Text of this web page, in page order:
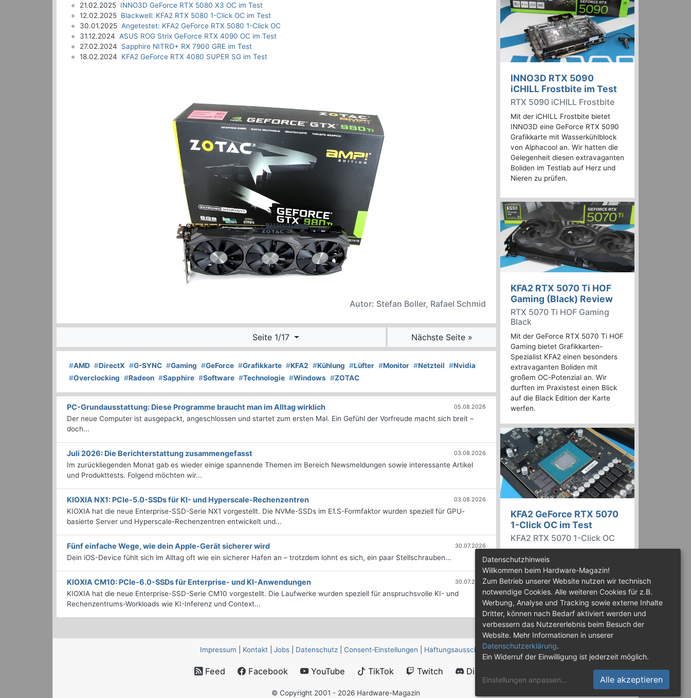
21.02.2025 INNO3D GeForce RTX 5080 X3 OC im Test
12.02.2025 Blackwell: KFA2 RTX 5080 1-Click OC im Test
30.01.2025 Angetestet: KFA2 GeForce RTX 5080 1-Click OC
31.12.2024 ASUS ROG Strix GeForce RTX 4090 OC im Test
27.02.2024 Sapphire NITRO+ RX 7900 GRE im Test
18.02.2024 KFA2 GeForce RTX 4080 SUPER SG im Test
Autor: Stefan Boller, Rafael Schmid
Seite 1/17 Nächste Seite »
#AMD #DirectX #G-SYNC #Gaming #GeForce #Grafikkarte #KFA2 #Kühlung #Lüfter #Monitor #Netzteil #Nvidia
#Overclocking #Radeon #Sapphire #Software #Technologie #Windows #ZOTAC
PC-Grundausstattung: Diese Programme braucht man im Alltag wirklich 05.08.2026
Der neue Computer ist ausgepackt, angeschlossen und startet zum ersten Mal. Ein Gefühl der Vorfreude macht sich breit –
doch...
Juli 2026: Die Bericht­erstattung zusammengefasst 03.08.2026
Im zurückliegenden Monat gab es wieder einige spannende Themen im Bereich Newsmeldungen sowie interessante Artikel
und Produkttests. Folgend möchten wir...
KIOXIA NX1: PCIe-5.0-SSDs für KI- und Hyperscale-Rechenzentren 03.08.2026
KIOXIA hat die neue Enterprise-SSD-Serie NX1 vorgestellt. Die NVMe-SSDs im E1.S-Formfaktor wurden speziell für GPU-
basierte Server und Hyperscale-Rechenzentren entwickelt und...
Fünf einfache Wege, wie dein Apple-Gerät sicherer wird 30.07.2026
Dein iOS-Device fühlt sich im Alltag oft wie ein sicherer Hafen an – trotzdem lohnt es sich, ein paar Stellschrauben...
KIOXIA CM10: PCIe-6.0-SSDs für Enterprise- und KI-Anwendungen 30.07.2026
KIOXIA hat die neue Enterprise-SSD-Serie CM10 vorgestellt. Die Laufwerke wurden speziell für anspruchsvolle KI- und
Rechenzentrums-Workloads wie KI-Inferenz und Context...
INNO3D RTX 5090
iCHILL Frostbite im Test
RTX 5090 iCHILL Frostbite
Mit der iCHILL Frostbite bietet
INNO3D eine GeForce RTX 5090
Grafikkarte mit Wasserkühlblock
von Alphacool an. Wir hatten die
Gelegenheit diesen extravaganten
Boliden im Testlab auf Herz und
Nieren zu prüfen.
KFA2 RTX 5070 Ti HOF
Gaming (Black) Review
RTX 5070 Ti HOF Gaming
Black
Mit der GeForce RTX 5070 Ti HOF
Gaming bietet Grafikkarten-
Spezialist KFA2 einen besonders
extravaganten Boliden mit
großem OC-Potenzial an. Wir
durften im Praxistest einen Blick
auf die Black Edition der Karte
werfen.
KFA2 GeForce RTX 5070
1-Click OC im Test
KFA2 RTX 5070 1-Click OC
Nvidia die GeForce RTX 5070
installiert, die auf der
abgespeckten Blackwell-Variante
GB205 basiert. Wir haben uns ein
Custom-Design von Hersteller
KFA2 im Test genauer angesehen.
Impressum Kontakt Jobs Datenschutz Consent‑Einstellungen Haftungsausschluss
Feed Facebook YouTube TikTok Twitch Discord
© Copyright 2001 - 2026 Hardware-Magazin
Datenschutzhinweis
Willkommen beim Hardware-Magazin!
Zum Betrieb unserer Website nutzen wir technisch
notwendige Cookies. Alle weiteren Cookies für z.B.
Werbung, Analyse und Tracking sowie externe Inhalte
Dritter, können nach Bedarf aktiviert werden und
verbessern das Nutzererlebnis beim Besuch der
Website. Mehr Informationen in unserer
Datenschutzerklärung.
Ein Widerruf der Einwilligung ist jederzeit möglich.
Einstellungen anpassen... Alle akzeptieren